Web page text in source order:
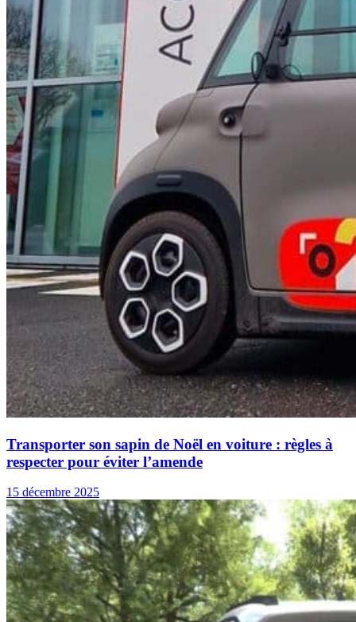
Transporter son sapin de Noël en voiture : règles à
respecter pour éviter l’amende
15 décembre 2025